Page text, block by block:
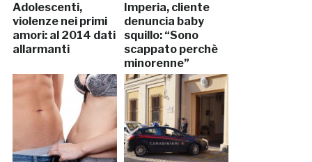
Adolescenti,
violenze nei primi
amori: al 2014 dati
allarmanti
Imperia, cliente
denuncia baby
squillo: “Sono
scappato perchè
minorenne”